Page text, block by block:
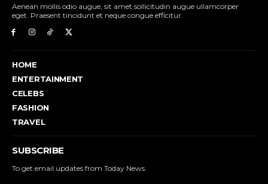
Aenean mollis odio augue, sit amet sollicitudin augue ullamcorper
eget. Praesent tincidunt et neque congue efficitur.
HOME
ENTERTAINMENT
CELEBS
FASHION
TRAVEL
SUBSCRIBE
To get email updates from Today News.